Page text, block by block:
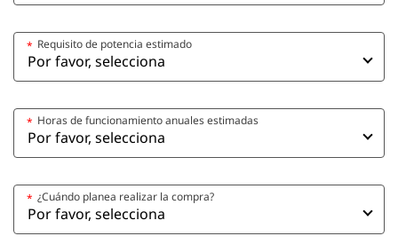
Requisito de potencia estimado
*
Horas de funcionamiento anuales estimadas
*
¿Cuándo planea realizar la compra?
*